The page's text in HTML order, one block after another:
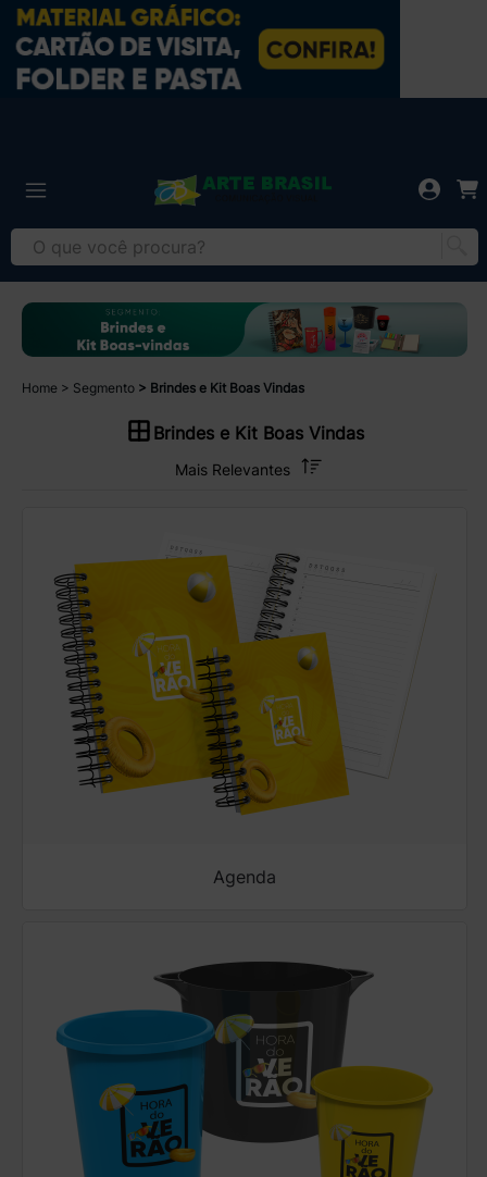
Home Segmento Brindes e Kit Boas Vindas
Brindes e Kit Boas Vindas
Agenda